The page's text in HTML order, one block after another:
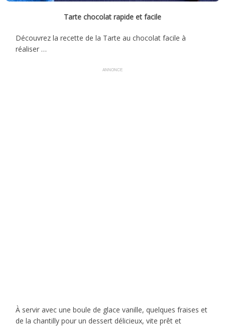
Tarte chocolat rapide et facile
Découvrez la recette de la Tarte au chocolat facile à
réaliser …
ANNONCE
À servir avec une boule de glace vanille, quelques fraises et
de la chantilly pour un dessert délicieux, vite prêt et